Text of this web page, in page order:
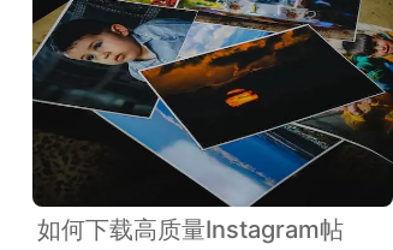
如何下载高质量Instagram帖